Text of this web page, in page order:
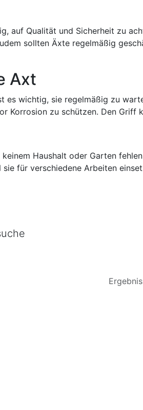
auf Qualität und Sicherheit zu
sollten Äxte regelmäßig
Axt
es wichtig, sie regelmäßig zu
Korrosion zu schützen. Den Griff
Haushalt oder Garten
für verschiedene Arbeiten